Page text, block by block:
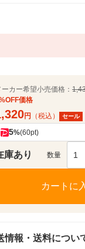
ーカー希望小売価格：
価格
円 （税込） セール
5%(60pt)
庫あり 数量 1
カートに
情報・送料につい